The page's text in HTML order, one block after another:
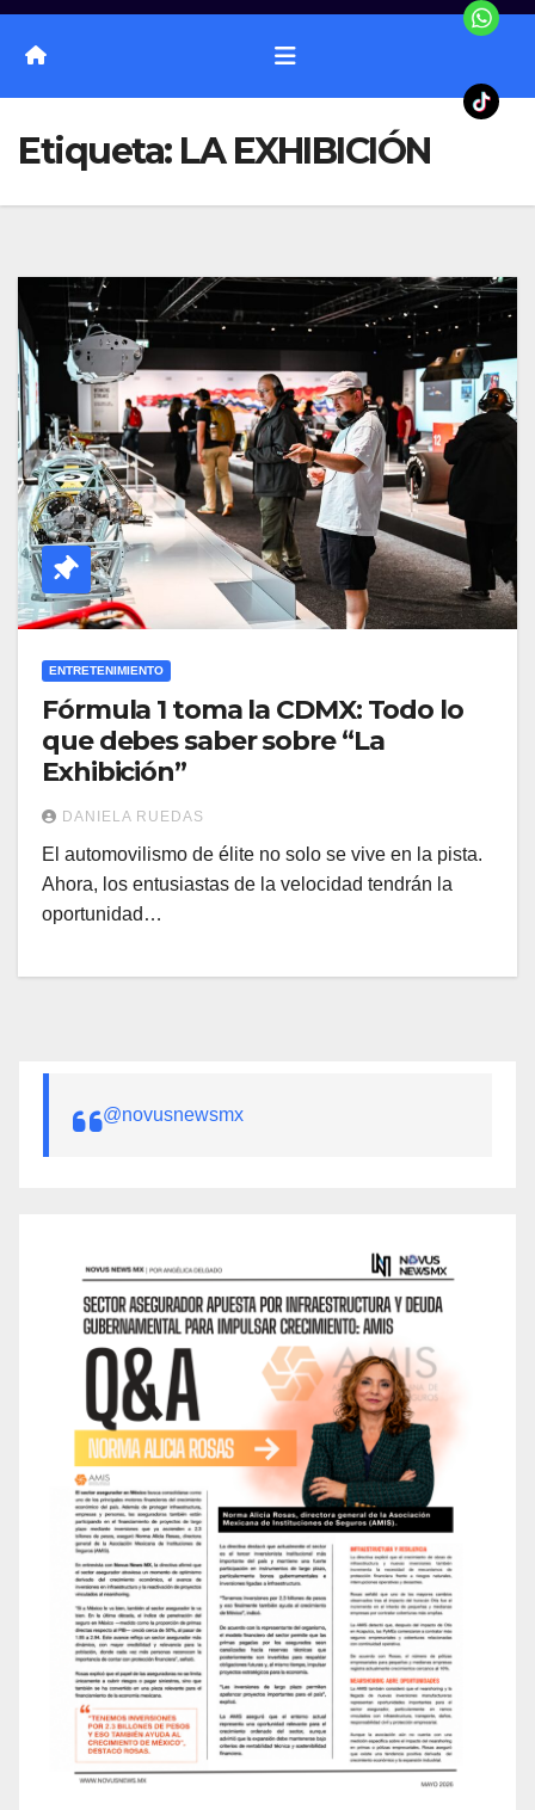
Etiqueta: LA EXHIBICIÓN
ENTRETENIMIENTO
Fórmula 1 toma la CDMX: Todo lo
que debes saber sobre “La
Exhibición”
DANIELA RUEDAS
El automovilismo de élite no solo se vive en la pista.
Ahora, los entusiastas de la velocidad tendrán la
oportunidad…
@novusnewsmx